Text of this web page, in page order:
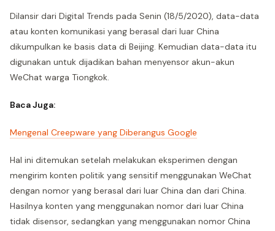
Dilansir dari Digital Trends pada Senin (18/5/2020), data-data
atau konten komunikasi yang berasal dari luar China
dikumpulkan ke basis data di Beijing. Kemudian data-data itu
digunakan untuk dijadikan bahan menyensor akun-akun
WeChat warga Tiongkok.
Baca Juga:
Mengenal Creepware yang Diberangus Google
Hal ini ditemukan setelah melakukan eksperimen dengan
mengirim konten politik yang sensitif menggunakan WeChat
dengan nomor yang berasal dari luar China dan dari China.
Hasilnya konten yang menggunakan nomor dari luar China
tidak disensor, sedangkan yang menggunakan nomor China